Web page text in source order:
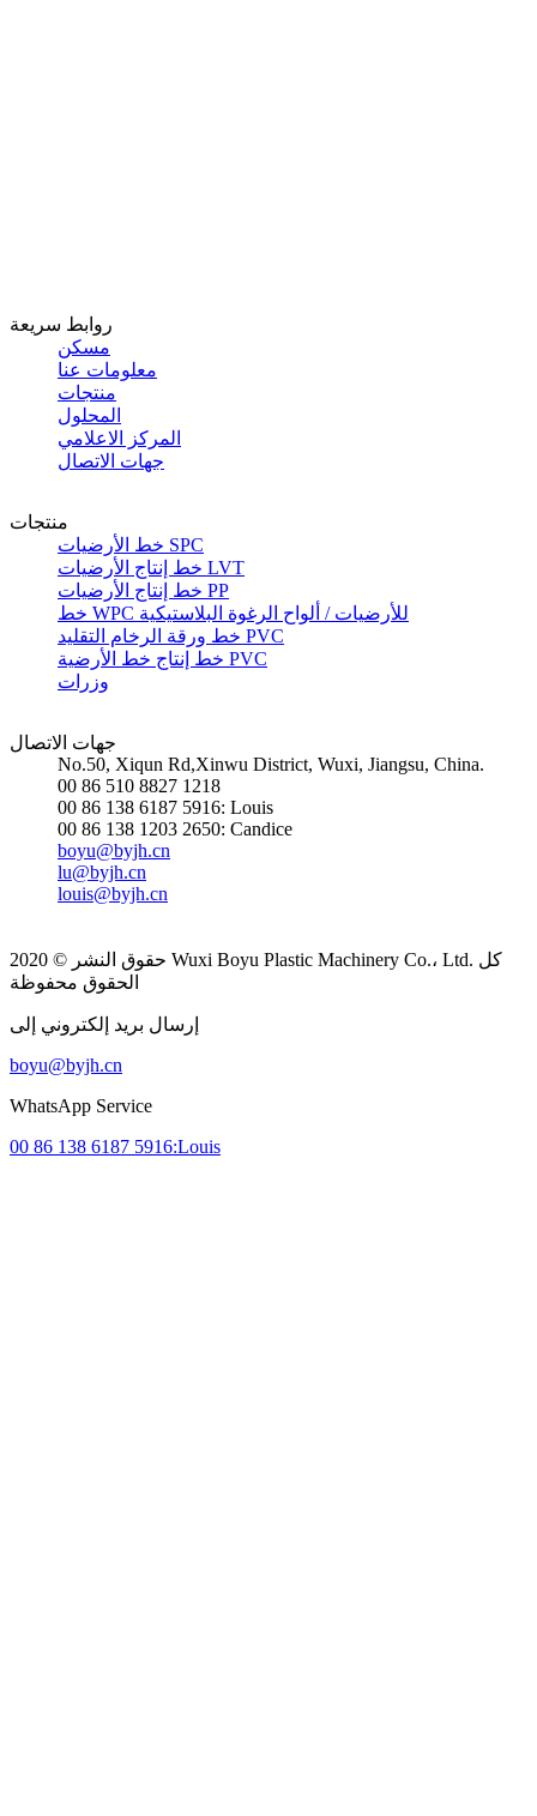
روابط سريعة
مسكن
معلومات عنا
منتجات
المحلول
المركز الاعلامي
جهات الاتصال
منتجات
خط الأرضيات SPC
خط إنتاج الأرضيات LVT
خط إنتاج الأرضيات PP
خط WPC للأرضيات / ألواح الرغوة البلاستيكية
خط ورقة الرخام التقليد PVC
خط إنتاج خط الأرضية PVC
وزرات
جهات الاتصال
No.50, Xiqun Rd,Xinwu District, Wuxi, Jiangsu, China.
00 86 510 8827 1218
00 86 138 6187 5916: Louis
00 86 138 1203 2650: Candice
boyu@byjh.cn
lu@byjh.cn
louis@byjh.cn
حقوق النشر © 2020 Wuxi Boyu Plastic Machinery Co.، Ltd. كل
الحقوق محفوظة
إرسال بريد إلكتروني إلى
boyu@byjh.cn
WhatsApp Service
00 86 138 6187 5916:Louis